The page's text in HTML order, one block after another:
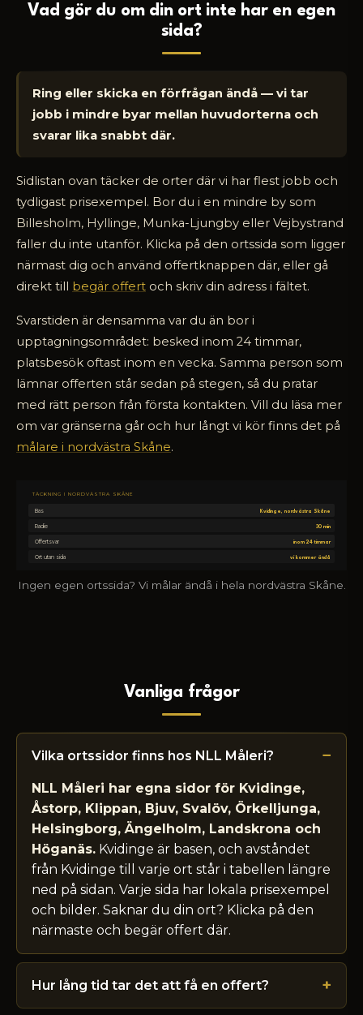
Vad gör du om din ort inte har en egen
sida?
Ring eller skicka en förfrågan ändå — vi tar
jobb i mindre byar mellan huvudorterna och
svarar lika snabbt där.
Sidlistan ovan täcker de orter där vi har flest jobb och
tydligast prisexempel. Bor du i en mindre by som
Billesholm, Hyllinge, Munka-Ljungby eller Vejbystrand
faller du inte utanför. Klicka på den ortssida som ligger
närmast dig och använd offertknappen där, eller gå
direkt till begär offert och skriv din adress i fältet.
Svarstiden är densamma var du än bor i
upptagningsområdet: besked inom 24 timmar,
platsbesök oftast inom en vecka. Samma person som
lämnar offerten står sedan på stegen, så du pratar
med rätt person från första kontakten. Vill du läsa mer
om var gränserna går och hur långt vi kör finns det på
målare i nordvästra Skåne.
TÄCKNING I NORDVÄSTRA SKÅNE
Bas Kvidinge, nordvästra Skåne
Radie 30 min
Offertsvar inom 24 timmar
Ort utan sida vi kommer ändå
Ingen egen ortssida? Vi målar ändå i hela nordvästra Skåne.
Vanliga frågor
Vilka ortssidor finns hos NLL Måleri?
NLL Måleri har egna sidor för Kvidinge,
Åstorp, Klippan, Bjuv, Svalöv, Örkelljunga,
Helsingborg, Ängelholm, Landskrona och
Höganäs.Kvidinge är basen, och avståndet
från Kvidinge till varje ort står i tabellen längre
ned på sidan. Varje sida har lokala prisexempel
och bilder. Saknar du din ort? Klicka på den
närmaste och begär offert där.
Hur lång tid tar det att få en offert?